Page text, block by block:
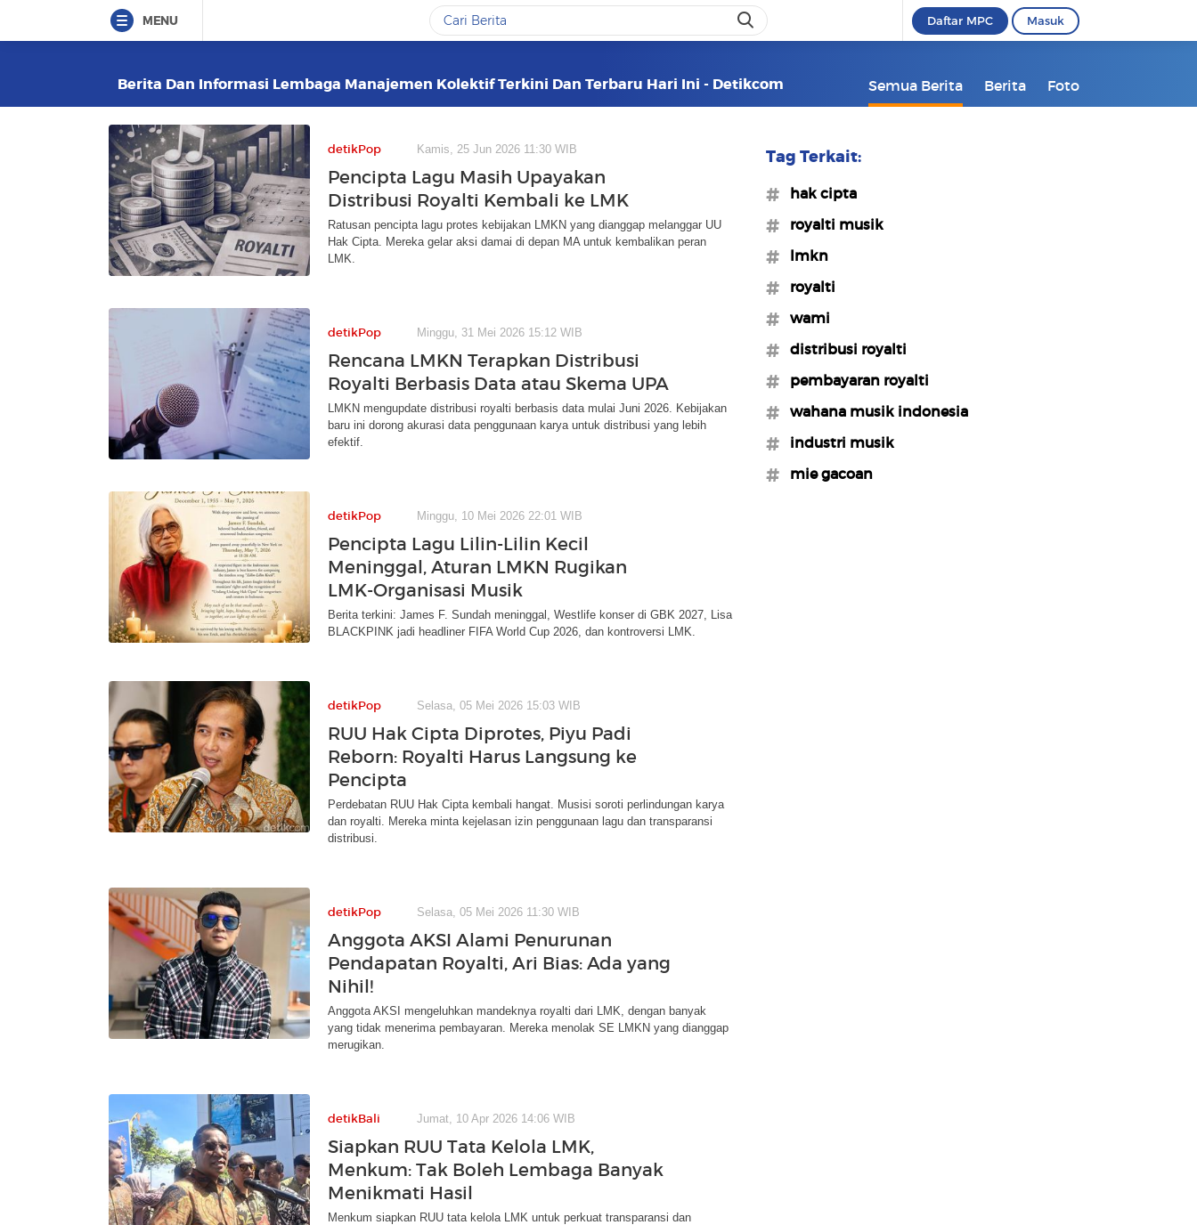
MENU Daftar MPC Masuk
Berita Dan Informasi Lembaga Manajemen Kolektif Terkini Dan Terbaru Hari Ini - Detikcom Semua Berita Berita Foto
detikPop Kamis, 25 Jun 2026 11:30 WIB
Pencipta Lagu Masih Upayakan
Distribusi Royalti Kembali ke LMK
Ratusan pencipta lagu protes kebijakan LMKN yang dianggap melanggar UU
Hak Cipta. Mereka gelar aksi damai di depan MA untuk kembalikan peran
LMK.
detikPop Minggu, 31 Mei 2026 15:12 WIB
Rencana LMKN Terapkan Distribusi
Royalti Berbasis Data atau Skema UPA
LMKN mengupdate distribusi royalti berbasis data mulai Juni 2026. Kebijakan
baru ini dorong akurasi data penggunaan karya untuk distribusi yang lebih
efektif.
detikPop Minggu, 10 Mei 2026 22:01 WIB
Pencipta Lagu Lilin-Lilin Kecil
Meninggal, Aturan LMKN Rugikan
LMK-Organisasi Musik
Berita terkini: James F. Sundah meninggal, Westlife konser di GBK 2027, Lisa
BLACKPINK jadi headliner FIFA World Cup 2026, dan kontroversi LMK.
detikPop Selasa, 05 Mei 2026 15:03 WIB
RUU Hak Cipta Diprotes, Piyu Padi
Reborn: Royalti Harus Langsung ke
Pencipta
Perdebatan RUU Hak Cipta kembali hangat. Musisi soroti perlindungan karya
dan royalti. Mereka minta kejelasan izin penggunaan lagu dan transparansi
distribusi.
detikPop Selasa, 05 Mei 2026 11:30 WIB
Anggota AKSI Alami Penurunan
Pendapatan Royalti, Ari Bias: Ada yang
Nihil!
Anggota AKSI mengeluhkan mandeknya royalti dari LMK, dengan banyak
yang tidak menerima pembayaran. Mereka menolak SE LMKN yang dianggap
merugikan.
detikBali Jumat, 10 Apr 2026 14:06 WIB
Siapkan RUU Tata Kelola LMK,
Menkum: Tak Boleh Lembaga Banyak
Menikmati Hasil
Menkum siapkan RUU tata kelola LMK untuk perkuat transparansi dan
Tag Terkait:
#hak cipta
#royalti musik
#lmkn
#royalti
#wami
#distribusi royalti
#pembayaran royalti
#wahana musik indonesia
#industri musik
#mie gacoan